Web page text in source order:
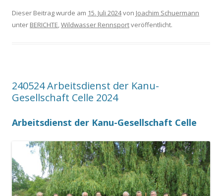
Dieser Beitrag wurde am 15. Juli 2024von Joachim Schuermann
unter BERICHTE,Wildwasser Rennsportveröffentlicht.
240524 Arbeitsdienst der Kanu-
Gesellschaft Celle 2024
Arbeitsdienst der Kanu-Gesellschaft Celle